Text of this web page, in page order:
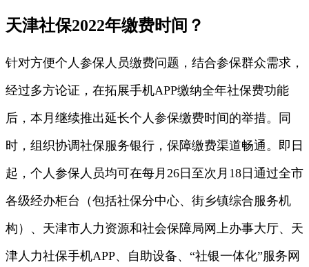
天津社保2022年缴费时间？
针对方便个人参保人员缴费问题，结合参保群众需求，
经过多方论证，在拓展手机APP缴纳全年社保费功能
后，本月继续推出延长个人参保缴费时间的举措。同
时，组织协调社保服务银行，保障缴费渠道畅通。即日
起，个人参保人员均可在每月26日至次月18日通过全市
各级经办柜台（包括社保分中心、街乡镇综合服务机
构）、天津市人力资源和社会保障局网上办事大厅、天
津人力社保手机APP、自助设备、“社银一体化”服务网